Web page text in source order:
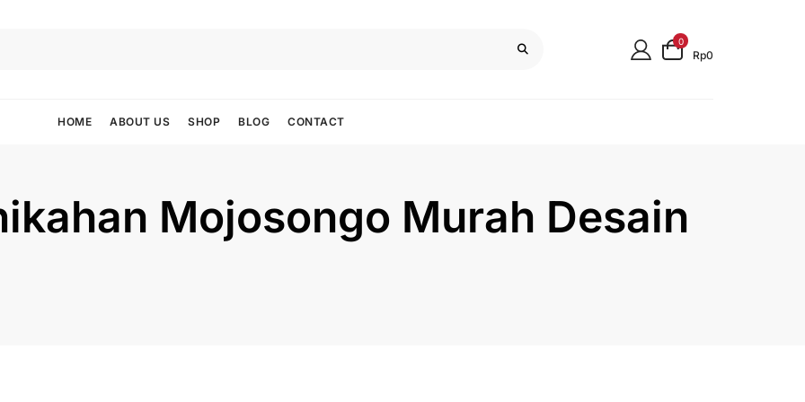
0
Rp0
HOME ABOUT US SHOP BLOG CONTACT
Mojosongo Murah Desain